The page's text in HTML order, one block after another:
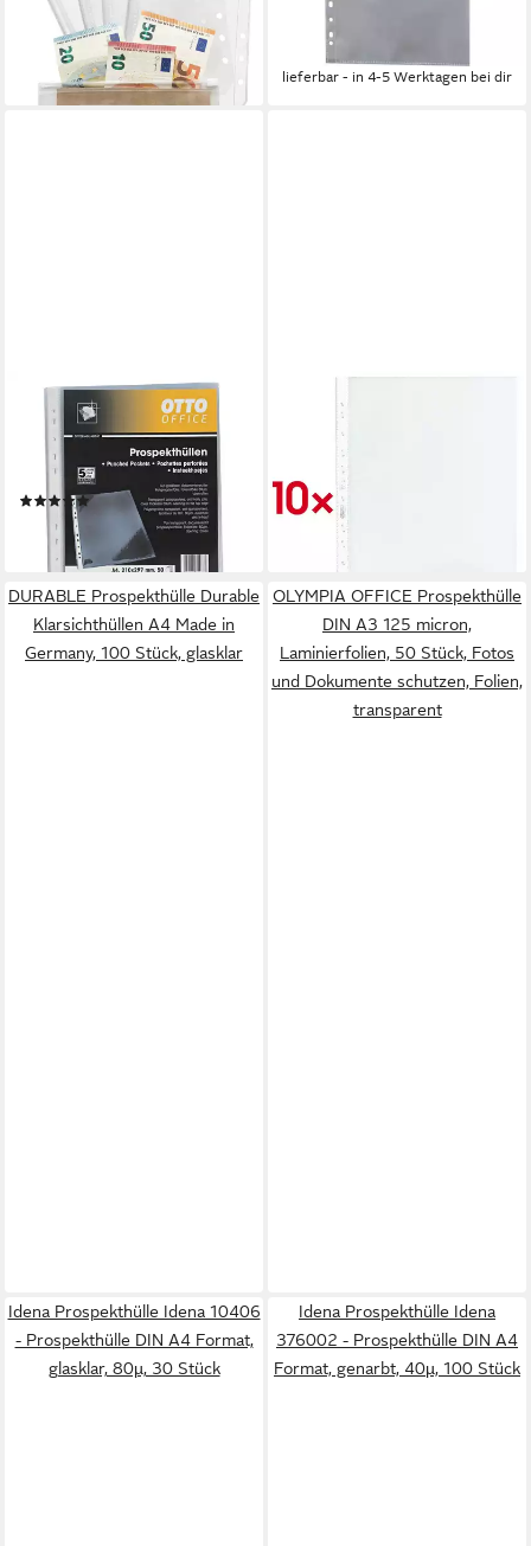
Organizer (4/8/12 Pack)
ab 4,99 €
lieferbar - in 4-5 Werktagen bei dir
Recycling PP
17,49 €
(0,17 €/ 1 Stk)
lieferbar - in 4-5 Werktagen bei dir
OTTO OFFICE PREMIUM
Prospekthülle Premium, 50
Stück, glasklar, Format A4 mit
Multilochung, oben offen
(6)
ab 6,49 €
lieferbar - in 2-3 Werktagen bei dir
Prospekthülle, 10 Stück,
glasklar, Format A4,
Eurolochung, oben offen
ab 2,29 €
lieferbar - in 2-3 Werktagen bei dir
DURABLE Prospekthülle Durable
Klarsichthüllen A4 Made in
Germany, 100 Stück, glasklar
OLYMPIA OFFICE Prospekthülle
DIN A3 125 micron,
Laminierfolien, 50 Stück, Fotos
und Dokumente schutzen, Folien,
transparent
Idena Prospekthülle Idena 10406
- Prospekthülle DIN A4 Format,
glasklar, 80µ, 30 Stück
Idena Prospekthülle Idena
376002 - Prospekthülle DIN A4
Format, genarbt, 40µ, 100 Stück